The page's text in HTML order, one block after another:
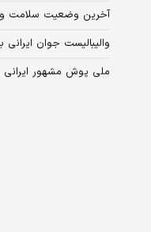
آخرین وضعیت سلامت
والیبالیست جوان
ملی پوش مشهور ایرانی